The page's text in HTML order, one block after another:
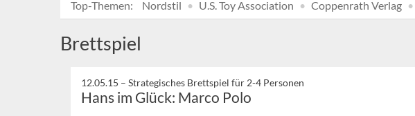
Top-Themen: Nordstil U.S. Toy Association Coppenrath Verlag
Brettspiel
12.05.15 – Strategisches Brettspiel für 2-4 Personen
Hans im Glück: Marco Polo